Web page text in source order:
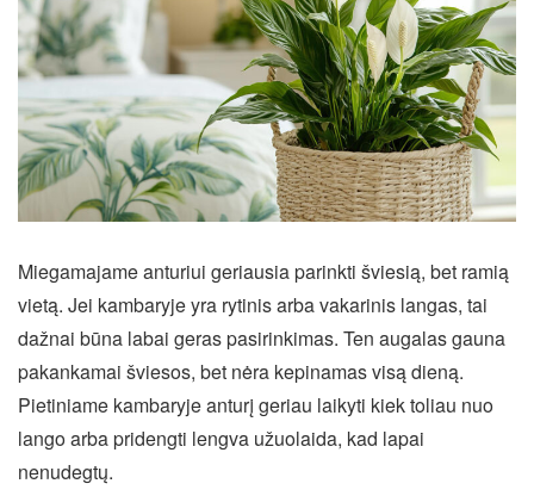
Miegamajame anturiui geriausia parinkti šviesią, bet ramią
vietą. Jei kambaryje yra rytinis arba vakarinis langas, tai
dažnai būna labai geras pasirinkimas. Ten augalas gauna
pakankamai šviesos, bet nėra kepinamas visą dieną.
Pietiniame kambaryje anturį geriau laikyti kiek toliau nuo
lango arba pridengti lengva užuolaida, kad lapai
nenudegtų.